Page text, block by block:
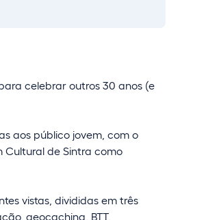
celebrar outros 30 anos (e
aos público jovem, com o
Cultural de Sintra como
vistas, divididas em três
geocaching, BTT,